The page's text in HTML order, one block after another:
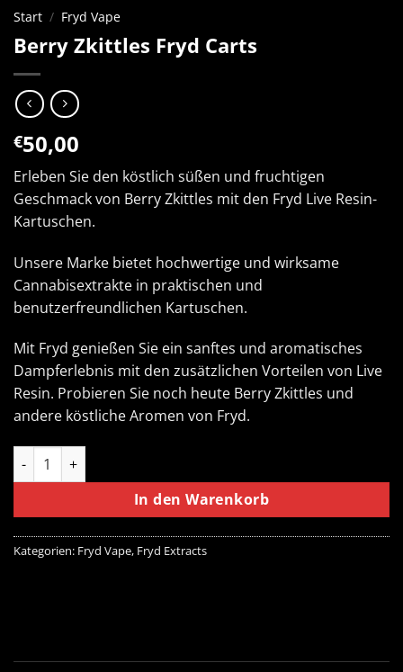
Start / Fryd Vape
Berry Zkittles Fryd Carts
€50,00
Erleben Sie den köstlich süßen und fruchtigen
Geschmack von Berry Zkittles mit den Fryd Live Resin-
Kartuschen.
Unsere Marke bietet hochwertige und wirksame
Cannabisextrakte in praktischen und
benutzerfreundlichen Kartuschen.
Mit Fryd genießen Sie ein sanftes und aromatisches
Dampferlebnis mit den zusätzlichen Vorteilen von Live
Resin. Probieren Sie noch heute Berry Zkittles und
andere köstliche Aromen von Fryd.
Berry Zkittles Fryd Carts Menge
In den Warenkorb
Kategorien: Fryd Vape, Fryd Extracts